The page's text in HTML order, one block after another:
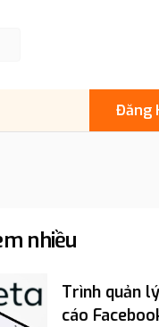
Đăng
nhiều
Trình quản
cáo